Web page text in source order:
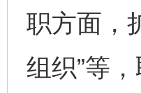
职方面，
组织”等